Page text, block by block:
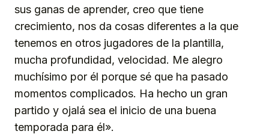
sus ganas de aprender, creo que tiene
crecimiento, nos da cosas diferentes a la que
tenemos en otros jugadores de la plantilla,
mucha profundidad, velocidad. Me alegro
muchísimo por él porque sé que ha pasado
momentos complicados. Ha hecho un gran
partido y ojalá sea el inicio de una buena
temporada para él».